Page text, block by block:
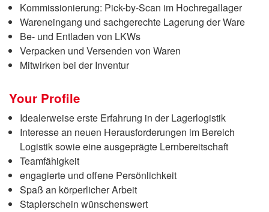
Kommissionierung: Pick-by-Scan im Hochregallager
Wareneingang und sachgerechte Lagerung der Ware
Be- und Entladen von LKWs
Verpacken und Versenden von Waren
Mitwirken bei der Inventur
Your Profile
Idealerweise erste Erfahrung in der Lagerlogistik
Interesse an neuen Herausforderungen im Bereich
Logistik sowie eine ausgeprägte Lernbereitschaft
Teamfähigkeit
engagierte und offene Persönlichkeit
Spaß an körperlicher Arbeit
Staplerschein wünschenswert